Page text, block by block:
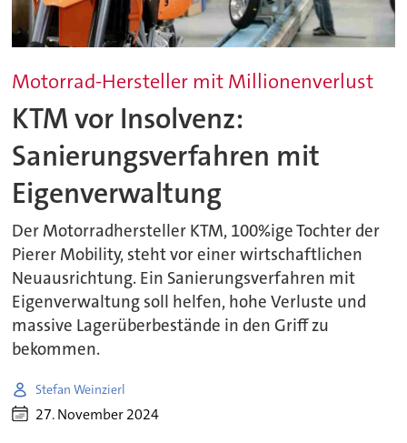
Motorrad-Hersteller mit Millionenverlust
KTM vor Insolvenz:
Sanierungsverfahren mit
Eigenverwaltung
Der Motorradhersteller KTM, 100%ige Tochter der
Pierer Mobility, steht vor einer wirtschaftlichen
Neuausrichtung. Ein Sanierungsverfahren mit
Eigenverwaltung soll helfen, hohe Verluste und
massive Lagerüberbestände in den Griff zu
bekommen.
Stefan Weinzierl
27. November 2024